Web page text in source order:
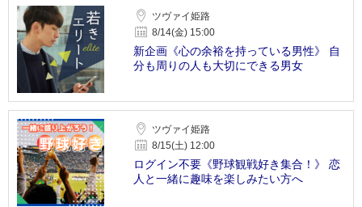
ツヴァイ姫路
8/14(金) 15:00
新企画《心の余裕を持っている男性》 自
分も周りの人も大切にできる男女
ツヴァイ姫路
8/15(土) 12:00
ログイン不要《野球観戦好き集合！》 恋
人と一緒に趣味を楽しみたい方へ